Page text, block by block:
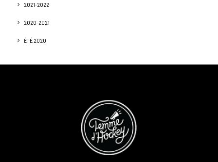
2021-2022
2020-2021
ÉTÉ 2020